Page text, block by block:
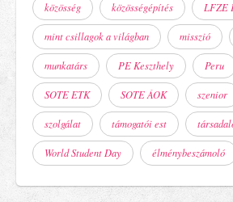
közösség közösségépítés LFZE
mint csillagok a világban misszió
munkatárs PE Keszthely Peru
SOTE ETK SOTE ÁOK szenior
szolgálat támogatói est
World Student Day élménybeszámoló